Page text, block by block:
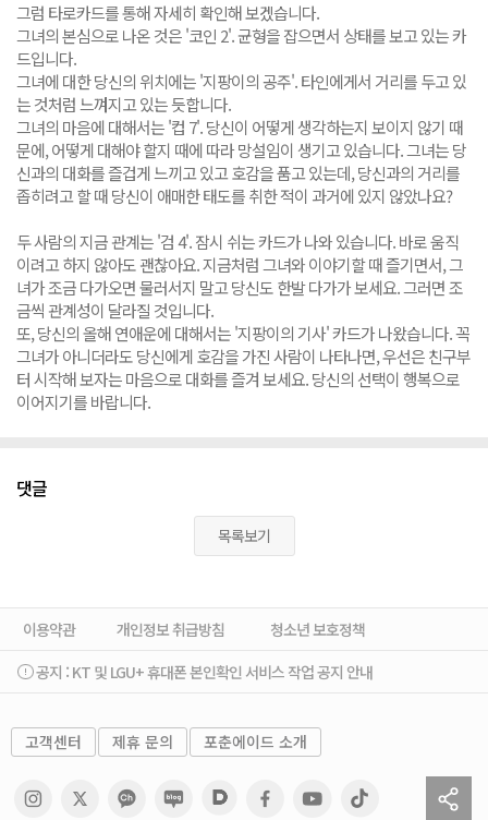
그럼 타로카드를 통해 자세히 확인해 보겠습니다.
그녀의 본심으로 나온 것은 '코인 2'. 균형을 잡으면서 상태를 보고 있는 카
드입니다.
그녀에 대한 당신의 위치에는 '지팡이의 공주'. 타인에게서 거리를 두고 있
는 것처럼 느껴지고 있는 듯합니다.
그녀의 마음에 대해서는 '컵 7'. 당신이 어떻게 생각하는지 보이지 않기 때
문에, 어떻게 대해야 할지 때에 따라 망설임이 생기고 있습니다. 그녀는 당
신과의 대화를 즐겁게 느끼고 있고 호감을 품고 있는데, 당신과의 거리를
좁히려고 할 때 당신이 애매한 태도를 취한 적이 과거에 있지 않았나요?
두 사람의 지금 관계는 '검 4'. 잠시 쉬는 카드가 나와 있습니다. 바로 움직
이려고 하지 않아도 괜찮아요. 지금처럼 그녀와 이야기할 때 즐기면서, 그
녀가 조금 다가오면 물러서지 말고 당신도 한발 다가가 보세요. 그러면 조
금씩 관계성이 달라질 것입니다.
또, 당신의 올해 연애운에 대해서는 '지팡이의 기사' 카드가 나왔습니다. 꼭
그녀가 아니더라도 당신에게 호감을 가진 사람이 나타나면, 우선은 친구부
터 시작해 보자는 마음으로 대화를 즐겨 보세요. 당신의 선택이 행복으로
이어지기를 바랍니다.
댓글
목록보기
이용약관 개인정보 취급방침
청소년 보호정책
공지 : KT 및 LGU+ 휴대폰 본인확인 서비스 작업 공지 안내
고객센터 제휴 문의 포춘에이드 소개